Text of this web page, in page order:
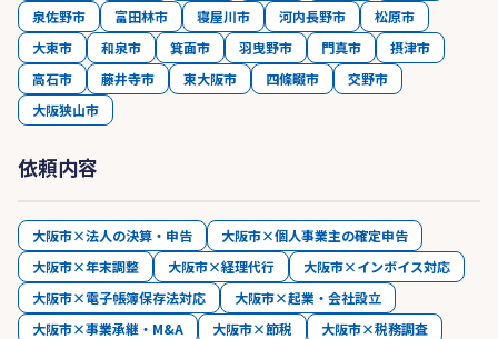
泉佐野市
富田林市 寝屋川市 河内長野市
松原市
大東市
和泉市 箕面市 羽曳野市 門真市
摂津市
高石市
藤井寺市 東大阪市 四條畷市
交野市
大阪狭山市
依頼内容
大阪市×法人の決算・申告
大阪市×個人事業主の確定申告
大阪市×年末調整
大阪市×経理代行
大阪市×インボイス対応
大阪市×電子帳簿保存法対応
大阪市×起業・会社設立
大阪市×事業承継・M&A
大阪市×節税
大阪市×税務調査